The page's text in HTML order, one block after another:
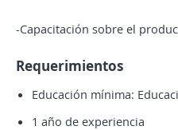
-Capacitación sobre el
Requerimientos
Educación mínima:
1 año de experiencia